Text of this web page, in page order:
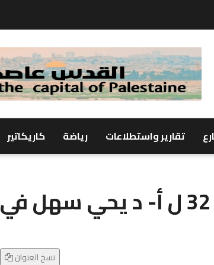
تقارير واستطلاعات رياضة كاريكاتير
الجمعة.. توقيع الكتاب الـ 32 ل أ- د يحي سهل في
نسخ العنوان